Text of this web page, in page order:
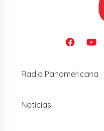
Radio Panamericana
Noticias